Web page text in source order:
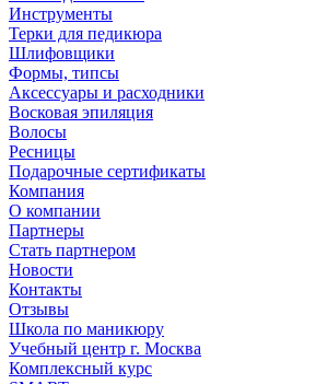
Инструменты
Терки для педикюра
Шлифовщики
Формы, типсы
Аксессуары и расходники
Восковая эпиляция
Волосы
Ресницы
Подарочные сертификаты
Компания
О компании
Партнеры
Стать партнером
Новости
Контакты
Отзывы
Школа по маникюру
Учебный центр г. Москва
Комплексный курс